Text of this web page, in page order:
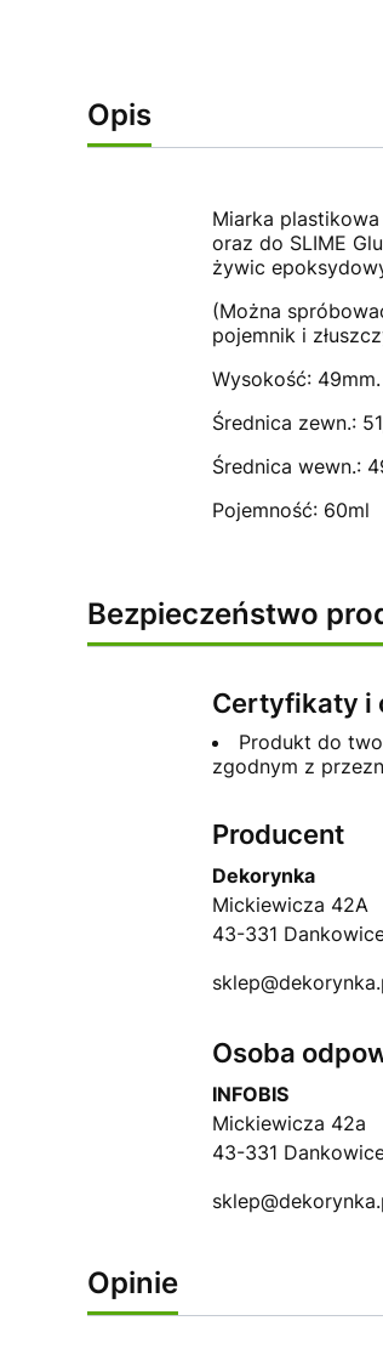
Opis
Miarka
oraz do SLIME
żywic
(Można
pojemnik i
Wysokość: 49mm.
Średnica zewn.:
Średnica wewn.:
Pojemność: 60ml
Bezpieczeństwo
Certyfikaty i
Produkt do
zgodnym z
Producent
Dekorynka
Mickiewicza 42A
43-331
Osoba
INFOBIS
Mickiewicza 42a
43-331
Opinie